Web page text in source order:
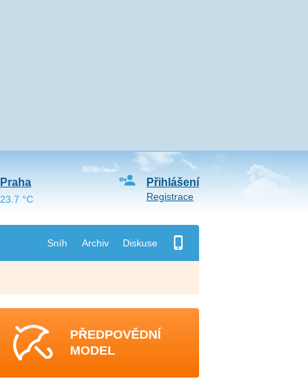
Sníh Archiv Diskuse
Přihlášení
Registrace
Praha
23.7 °C
PŘEDPOVĚDNÍ
MODEL